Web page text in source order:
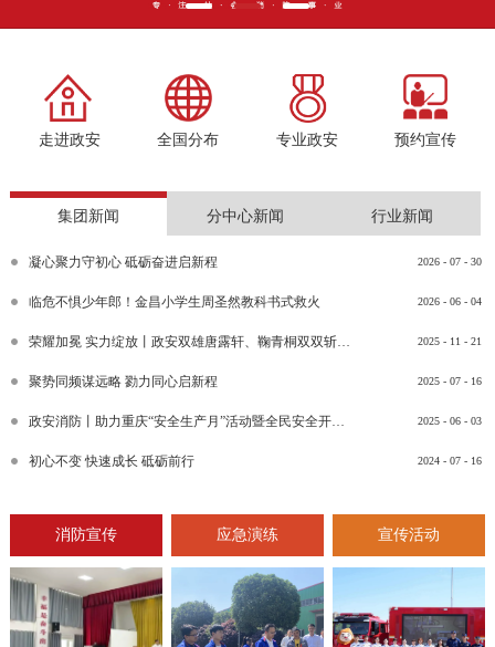
走进政安 全国分布 专业政安 预约宣传
集团新闻 分中心新闻 行业新闻
2026 - 07 - 30
凝心聚力守初心 砥砺奋进启新程
2026 - 06 - 04
临危不惧少年郎！金昌小学生周圣然教科书式救火
2025 - 11 - 21
荣耀加冕 实力绽放丨政安双雄唐露轩、鞠青桐双双斩获“渝消蓝盾讲师团金牌讲师”比武竞赛决赛大奖
2025 - 07 - 16
聚势同频谋远略 勠力同心启新程
2025 - 06 - 03
政安消防丨助力重庆“安全生产月”活动暨全民安全开放日活动
2024 - 07 - 16
初心不变 快速成长 砥砺前行
消防宣传 应急演练 宣传活动